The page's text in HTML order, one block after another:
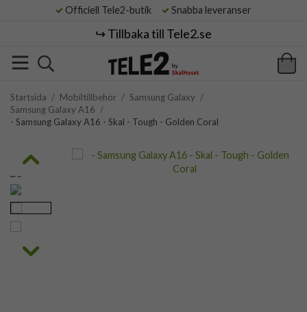
Officiell Tele2-butik Snabba leveranser
↪️ Tillbaka till Tele2.se
Startsida / Mobiltillbehör / Samsung Galaxy /
Samsung Galaxy A16 /
- Samsung Galaxy A16 - Skal - Tough - Golden Coral